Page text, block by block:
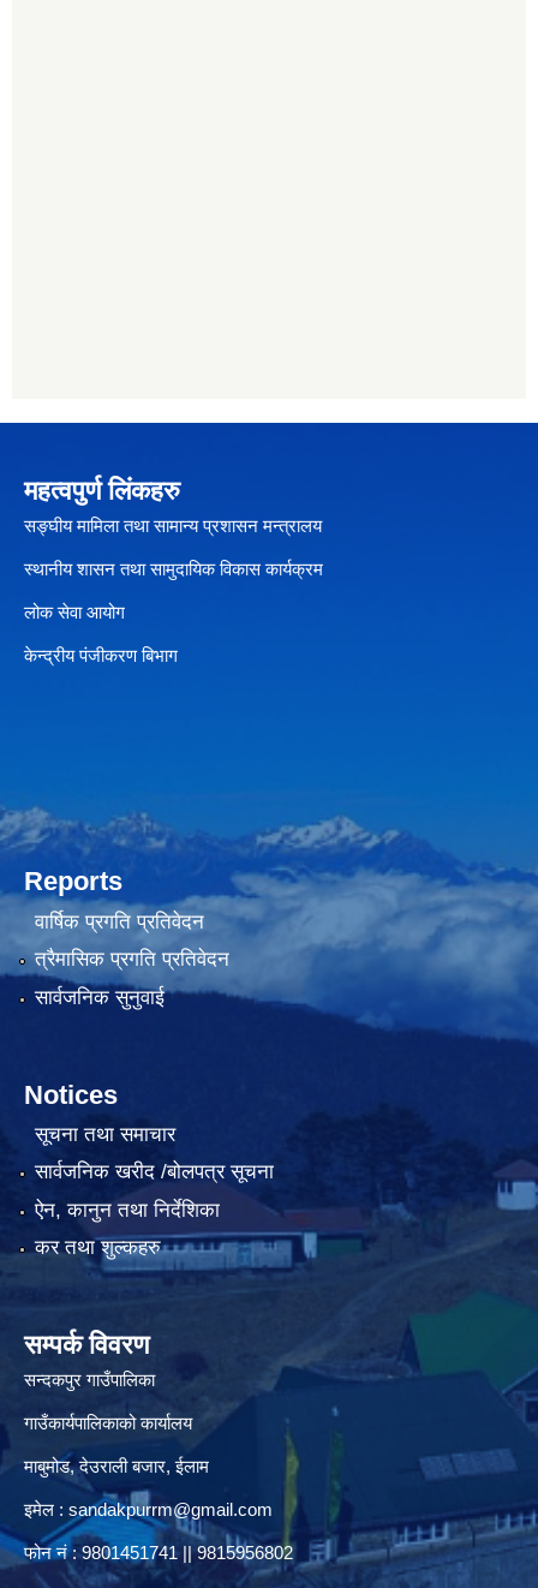
महत्वपुर्ण लिंकहरु
सङ्घीय मामिला तथा सामान्य प्रशासन मन्त्रालय
स्थानीय शासन तथा सामुदायिक विकास कार्यक्रम
लोक सेवा आयोग
केन्द्रीय पंजीकरण बिभाग
Reports
वार्षिक प्रगति प्रतिवेदन
त्रैमासिक प्रगति प्रतिवेदन
सार्वजनिक सुनुवाई
Notices
सूचना तथा समाचार
सार्वजनिक खरीद /बोलपत्र सूचना
ऐन, कानुन तथा निर्देशिका
कर तथा शुल्कहरु
सम्पर्क विवरण
सन्दकपुर गाउँपालिका
गाउँकार्यपालिकाको कार्यालय
माबुमोड, देउराली बजार, ईलाम
इमेल : sandakpurrm@gmail.com
फोन नं : 9801451741 || 9815956802